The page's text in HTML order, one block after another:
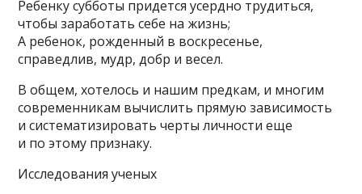
Ребенку субботы придется усердно трудиться,
чтобы заработать себе на жизнь;
А ребенок, рожденный в воскресенье,
справедлив, мудр, добр и весел.
В общем, хотелось и нашим предкам, и многим
современникам вычислить прямую зависимость
и систематизировать черты личности еще
и по этому признаку.
Исследования ученых